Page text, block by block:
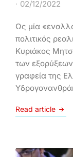
02/12/2022
Ως μία
πολιτικός
Κυριάκος
των
γραφεία της
Read article